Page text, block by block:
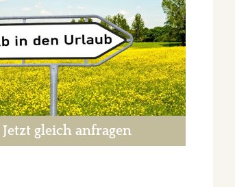
Jetzt gleich anfragen